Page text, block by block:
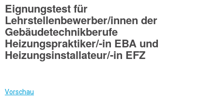
Eignungstest für
Lehrstellenbewerber/innen der
Gebäudetechnikberufe
Heizungspraktiker/-in EBA und
Heizungsinstallateur/-in EFZ
Vorschau